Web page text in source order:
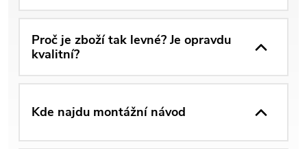
Proč je zboží tak levné? Je opravdu
kvalitní?
Kde najdu montážní návod